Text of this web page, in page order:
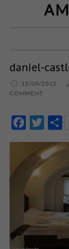
daniel-
15/09/2015
COMMENT
FacebookTwitter